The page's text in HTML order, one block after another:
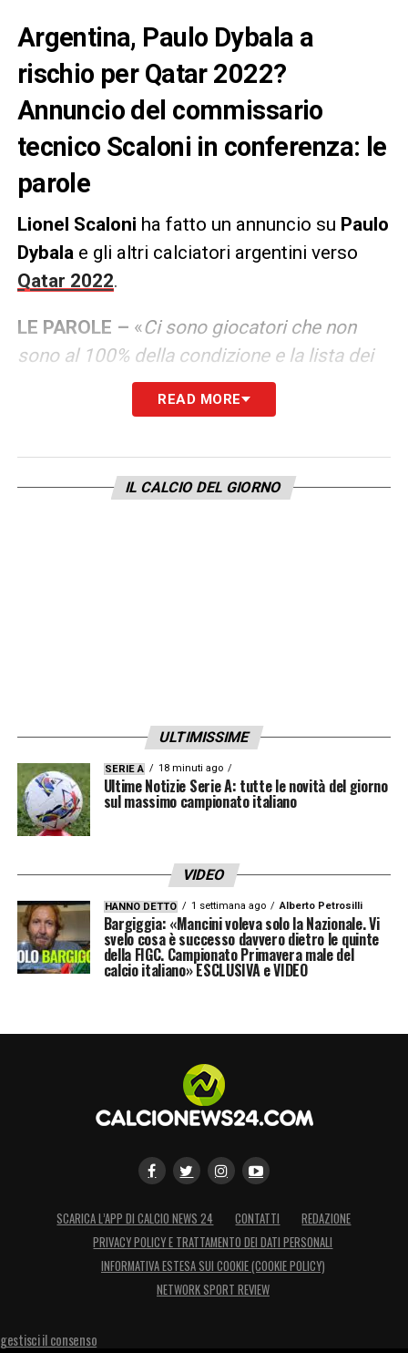
Argentina, Paulo Dybala a
rischio per Qatar 2022?
Annuncio del commissario
tecnico Scaloni in conferenza: le
parole
Lionel Scaloni ha fatto un annuncio su Paulo
Dybala e gli altri calciatori argentini verso
Qatar 2022.
LE PAROLE – «Ci sono giocatori che non
sono al 100% della condizione e la lista dei
convocati potrebbe cambiare. Vediamo
READ MORE
IL CALCIO DEL GIORNO
ULTIMISSIME
SERIE A 18 minuti ago
Ultime Notizie Serie A: tutte le novità del giorno
sul massimo campionato italiano
VIDEO
HANNO DETTO 1 settimana ago Alberto Petrosilli
Bargiggia: «Mancini voleva solo la Nazionale. Vi
svelo cosa è successo davvero dietro le quinte
della FIGC. Campionato Primavera male del
calcio italiano» ESCLUSIVA e VIDEO
SCARICA L’APP DI CALCIO NEWS 24 CONTATTI
REDAZIONE
PRIVACY POLICY E TRATTAMENTO DEI DATI PERSONALI
INFORMATIVA ESTESA SUI COOKIE (COOKIE POLICY)
NETWORK SPORT REVIEW
gestisci il consenso